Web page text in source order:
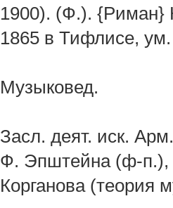
1900). (Ф.). {Риман}
1865 в Тифлисе,
Музыковед.
Засл. деят. иск.
Ф. Эпштейна (ф-п.),
Корганова (теория